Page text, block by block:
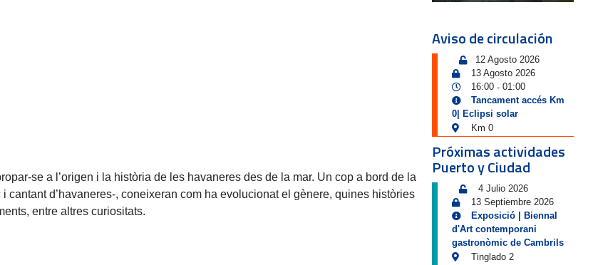
se a l’origen i la història de les havaneres des de la mar. Un cop a bord de la
d’havaneres-, coneixeran com ha evolucionat el gènere, quines històries
entre altres curiositats.
Aviso de circulación
12 Agosto 2026
13 Agosto 2026
16:00- 01:00
Tancament accés Km
0| Eclipsi solar
Km 0
Próximas actividades
Puerto y Ciudad
4 Julio 2026
13 Septiembre 2026
Exposició | Biennal
d'Art contemporani
gastronòmic de Cambrils
Tinglado 2